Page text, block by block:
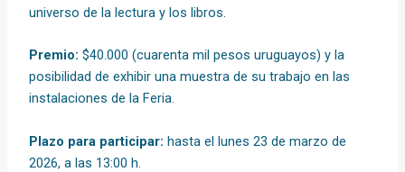
universo de la lectura y los libros.
Premio: $40.000 (cuarenta mil pesos uruguayos) y la
posibilidad de exhibir una muestra de su trabajo en las
instalaciones de la Feria.
Plazo para participar: hasta el lunes 23 de marzo de
2026, a las 13:00 h.